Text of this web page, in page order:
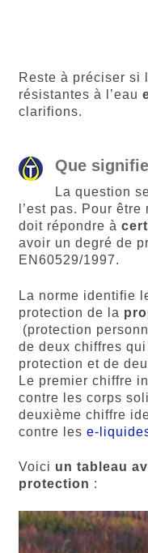
notations
client
Reste à préciser si
résistantes à l’eau
clarifions.
Que
La question
l’est pas. Pour
doit répondre à
avoir un degré de
EN60529/1997.
La norme identifie
protection de la
(protection
de deux chiffres
protection et de
Le premier chiffre
contre les corps
deuxième chiffre
contre les e-
Voici un tableau
protection :